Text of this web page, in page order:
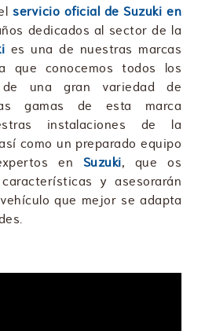
servicio oficial de Suzuki en
dedicados al sector de la
es una de nuestras marcas
que conocemos todos los
de una gran variedad de
gamas de esta marca
instalaciones de la
como un preparado equipo
en Suzuki, que os
y asesorarán
que mejor se adapta